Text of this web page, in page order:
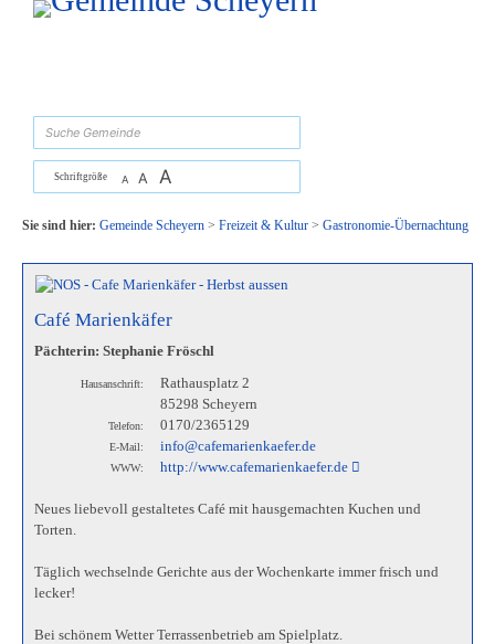
Zum Inhalt, zur Navigationoder zur Startseite springen.
Schriftgröße A A A
Sie sind hier: Gemeinde Scheyern> Freizeit & Kultur> Gastronomie-Übernachtung
Café Marienkäfer
Pächterin: Stephanie Fröschl
Hausanschrift:
Rathausplatz 2
85298 Scheyern
Telefon: 0170/2365129
E-Mail: info@cafemarienkaefer.de
WWW: http://www.cafemarienkaefer.de
Neues liebevoll gestaltetes Café mit hausgemachten Kuchen und
Torten.
Täglich wechselnde Gerichte aus der Wochenkarte immer frisch und
lecker!
Bei schönem Wetter Terrassenbetrieb am Spielplatz.